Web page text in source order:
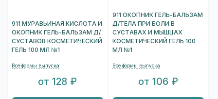
911 МУРАВЬИНАЯ КИСЛОТА И
ОКОПНИК ГЕЛЬ-БАЛЬЗАМ Д/
СУСТАВОВ КОСМЕТИЧЕСКИЙ
ГЕЛЬ 100 МЛ №1
Все формы выпуска
от 128 ₽
911 ОКОПНИК ГЕЛЬ-БАЛЬЗАМ
Д/ТЕЛА ПРИ БОЛИ В
СУСТАВАХ И МЫШЦАХ
КОСМЕТИЧЕСКИЙ ГЕЛЬ 100
МЛ №1
Все формы выпуска
от 106 ₽